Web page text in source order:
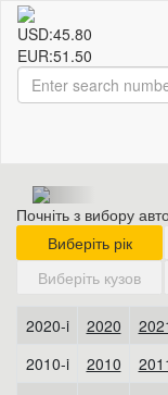
USD:45.80
EUR:51.50
Почніть з вибору